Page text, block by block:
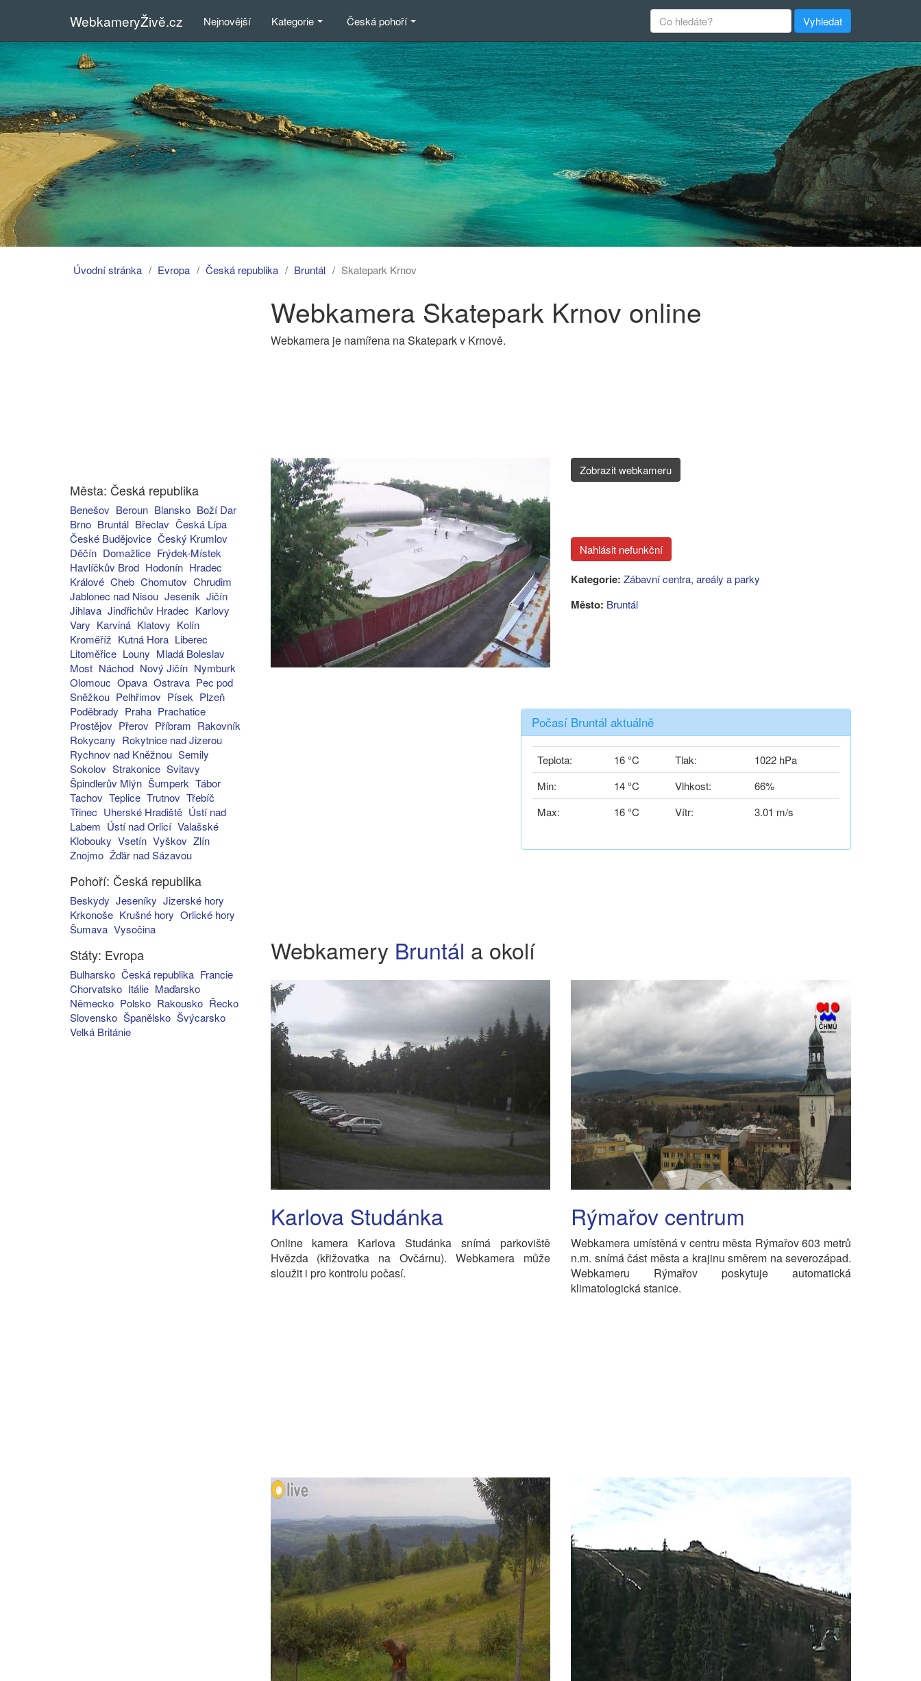
WebkameryŽivě.cz Nejnovější Kategorie Česká pohoří
Úvodní stránka Evropa Česká republika Bruntál Skatepark Krnov
Města: Česká republika
Benešov Beroun Blansko Boží Dar
Brno Bruntál Břeclav Česká Lípa
České Budějovice Český Krumlov
Děčín Domažlice Frýdek-Místek
Havlíčkův Brod Hodonín Hradec
Králové Cheb Chomutov Chrudim
Jablonec nad Nisou Jeseník Jičín
Jihlava Jindřichův Hradec Karlovy
Vary Karviná Klatovy Kolín
Kroměříž Kutná Hora Liberec
Litoměřice Louny Mladá Boleslav
Most Náchod Nový Jičín Nymburk
Olomouc Opava Ostrava Pec pod
Sněžkou Pelhřimov Písek Plzeň
Poděbrady Praha Prachatice
Prostějov Přerov Příbram Rakovník
Rokycany Rokytnice nad Jizerou
Rychnov nad Kněžnou Semily
Sokolov Strakonice Svitavy
Špindlerův Mlýn Šumperk Tábor
Tachov Teplice Trutnov Třebíč
Třinec Uherské Hradiště Ústí nad
Labem Ústí nad Orlicí Valašské
Klobouky Vsetín Vyškov Zlín
Znojmo Žďár nad Sázavou
Pohoří: Česká republika
Beskydy Jeseníky Jizerské hory
Krkonoše Krušné hory Orlické hory
Šumava Vysočina
Státy: Evropa
Bulharsko Česká republika Francie
Chorvatsko Itálie Maďarsko
Německo Polsko Rakousko Řecko
Slovensko Španělsko Švýcarsko
Velká Británie
Webkamera Skatepark Krnov online
Webkamera je namířena na Skatepark v Krnově.
Zobrazit webkameru
Kategorie: Zábavní centra, areály a parky
Město: Bruntál
Počasí Bruntál aktuálně
Teplota: 16 °C Tlak:
1022 hPa
Min:
14 °C Vlhkost:
66%
Max:
16 °C Vítr: 3.01 m/s
Webkamery Bruntál a okolí
Karlova Studánka
Online kamera Karlova Studánka snímá parkoviště
Hvězda (křižovatka na Ovčárnu). Webkamera může
sloužit i pro kontrolu počasí.
Rýmařov centrum
Webkamera umístěná v centru města Rýmařov 603 metrů
n.m. snímá část města a krajinu směrem na severozápad.
Webkameru Rýmařov poskytuje automatická
klimatologická stanice.